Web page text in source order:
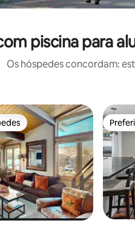
piscina para
Os hóspedes concordam: